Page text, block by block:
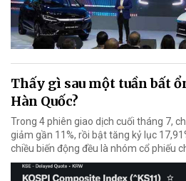
Thấy gì sau một tuần bất
Hàn Quốc?
Trong 4 phiên giao dịch cuối tháng 7,
giảm gần 11%, rồi bật tăng kỷ lục
chiều biến động đều là nhóm cổ phiếu